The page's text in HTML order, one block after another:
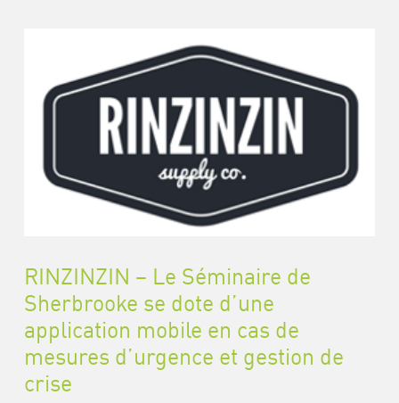
RINZINZIN – Le Séminaire de
Sherbrooke se dote d’une
application mobile en cas de
mesures d’urgence et gestion de
crise